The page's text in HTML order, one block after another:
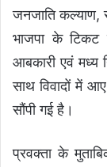
जनजाति कल्याण,
भाजपा के टिकट
आबकारी एवं मध्य
साथ विवादों में
सौंपी गई है।
प्रवक्ता के